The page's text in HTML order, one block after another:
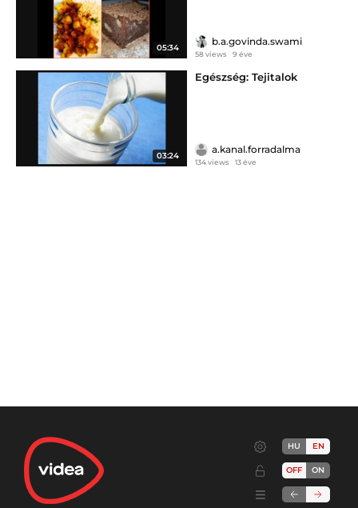
05:34
b.a.govinda.swami
58 views 9 éve
03:24
Egészség: Tejitalok
a.kanal.forradalma
134 views 13 éve
HU EN
OFF ON